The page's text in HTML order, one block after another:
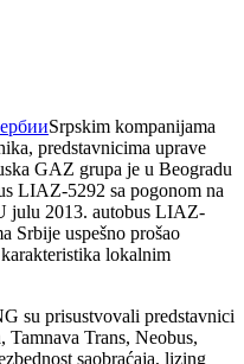
Srpskim kompanijama
predstavnicima uprave
GAZ grupa je u Beogradu
LIAZ-5292 sa pogonom na
julu 2013. autobus LIAZ-
Srbije uspešno prošao
lokalnim
su prisustvovali predstavnici
Tamnava Trans, Neobus,
saobraćaja, lizing